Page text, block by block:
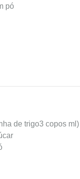
pó
de trigo3 copos ml)